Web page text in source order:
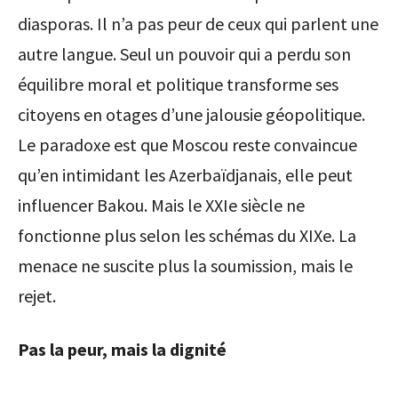
diasporas. Il n’a pas peur de ceux qui parlent une
autre langue. Seul un pouvoir qui a perdu son
équilibre moral et politique transforme ses
citoyens en otages d’une jalousie géopolitique.
Le paradoxe est que Moscou reste convaincue
qu’en intimidant les Azerbaïdjanais, elle peut
influencer Bakou. Mais le XXIe siècle ne
fonctionne plus selon les schémas du XIXe. La
menace ne suscite plus la soumission, mais le
rejet.
Pas la peur, mais la dignité